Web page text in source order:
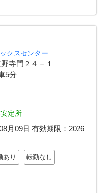
クスセンター
寺門２４－１
5分
定所
月09日 有効期限： 2026
あり 転勤なし